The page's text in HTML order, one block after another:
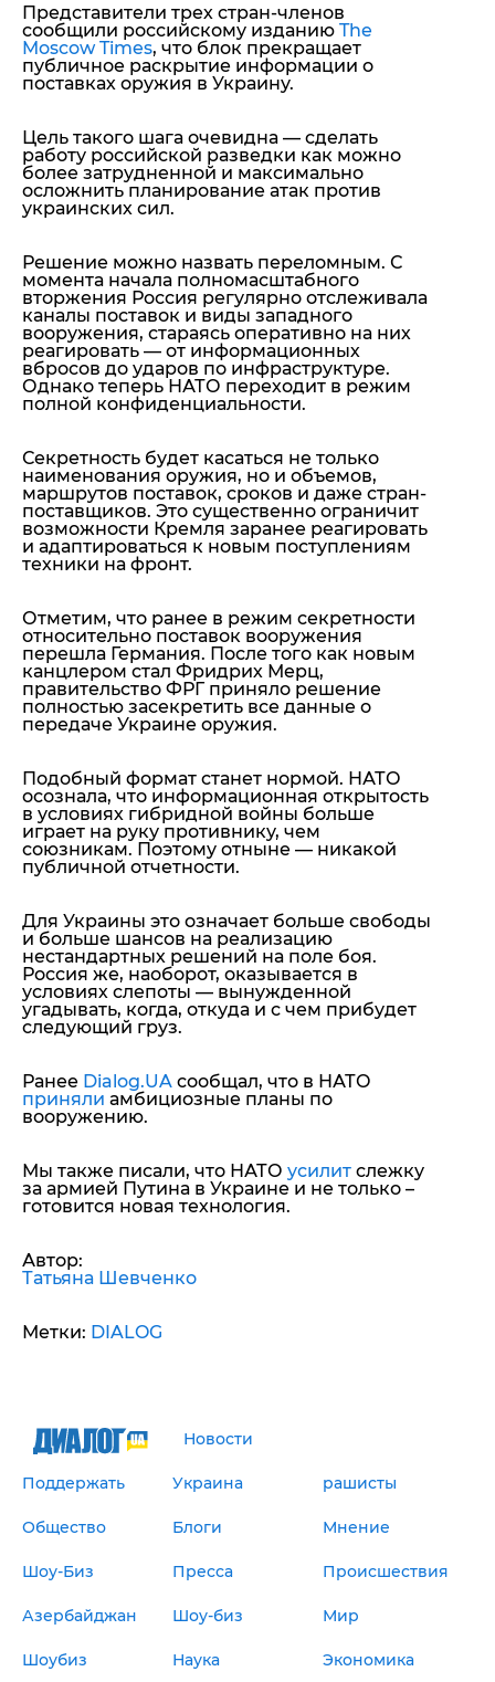
Представители трех стран-членов
сообщили российскому изданию The
Moscow Times, что блок прекращает
публичное раскрытие информации о
поставках оружия в Украину.
Цель такого шага очевидна — сделать
работу российской разведки как можно
более затрудненной и максимально
осложнить планирование атак против
украинских сил.
Решение можно назвать переломным. С
момента начала полномасштабного
вторжения Россия регулярно отслеживала
каналы поставок и виды западного
вооружения, стараясь оперативно на них
реагировать — от информационных
вбросов до ударов по инфраструктуре.
Однако теперь НАТО переходит в режим
полной конфиденциальности.
Секретность будет касаться не только
наименования оружия, но и объемов,
маршрутов поставок, сроков и даже стран-
поставщиков. Это существенно ограничит
возможности Кремля заранее реагировать
и адаптироваться к новым поступлениям
техники на фронт.
Отметим, что ранее в режим секретности
относительно поставок вооружения
перешла Германия. После того как новым
канцлером стал Фридрих Мерц,
правительство ФРГ приняло решение
полностью засекретить все данные о
передаче Украине оружия.
Подобный формат станет нормой. НАТО
осознала, что информационная открытость
в условиях гибридной войны больше
играет на руку противнику, чем
союзникам. Поэтому отныне — никакой
публичной отчетности.
Для Украины это означает больше свободы
и больше шансов на реализацию
нестандартных решений на поле боя.
Россия же, наоборот, оказывается в
условиях слепоты — вынужденной
угадывать, когда, откуда и с чем прибудет
следующий груз.
Ранее Dialog.UA сообщал, что в НАТО
приняли амбициозные планы по
вооружению.
Мы также писали, что НАТО усилит слежку
за армией Путина в Украине и не только –
готовится новая технология.
Автор:
Татьяна Шевченко
Метки: DIALOG
Новости
Поддержать Украина рашисты
Общество Блоги Мнение
Шоу-Биз Пресса Происшествия
Азербайджан Шоу-биз Мир
Шоубиз Наука Экономика